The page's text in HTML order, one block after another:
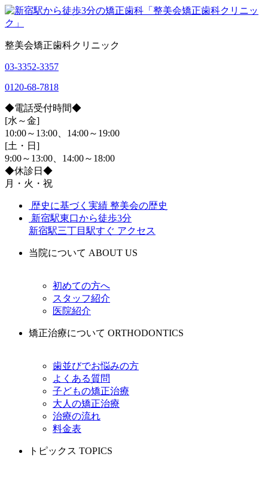
整美会矯正歯科クリニック
03-3352-3357
0120-68-7818
◆電話受付時間◆
[水～金]
10:00～13:00、14:00～19:00
[土・日]
9:00～13:00、14:00～18:00
◆休診日◆
月・火・祝
歴史に基づく実績 整美会の歴史
新宿駅東口から徒歩3分
新宿駅三丁目駅すぐ アクセス
当院について ABOUT US
初めての方へ
スタッフ紹介
医院紹介
矯正治療について ORTHODONTICS
歯並びでお悩みの方
よくある質問
子どもの矯正治療
大人の矯正治療
治療の流れ
料金表
トピックス TOPICS